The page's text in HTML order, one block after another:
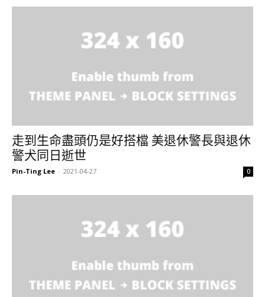
走到生命盡頭仍是好搭檔 美退休警長與退休
警犬同日逝世
Pin-Ting Lee - 2021-04-27 0